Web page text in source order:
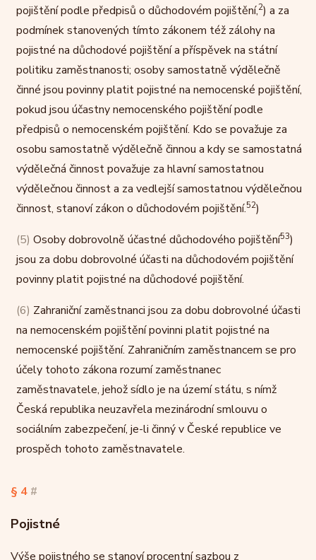
pojištění podle předpisů o důchodovém pojištění,2) a za
podmínek stanovených tímto zákonem též zálohy na
pojistné na důchodové pojištění a příspěvek na státní
politiku zaměstnanosti; osoby samostatně výdělečně
činné jsou povinny platit pojistné na nemocenské pojištění,
pokud jsou účastny nemocenského pojištění podle
předpisů o nemocenském pojištění. Kdo se považuje za
osobu samostatně výdělečně činnou a kdy se samostatná
výdělečná činnost považuje za hlavní samostatnou
výdělečnou činnost a za vedlejší samostatnou výdělečnou
činnost, stanoví zákon o důchodovém pojištění.52)
(5) Osoby dobrovolně účastné důchodového pojištění53)
jsou za dobu dobrovolné účasti na důchodovém pojištění
povinny platit pojistné na důchodové pojištění.
(6) Zahraniční zaměstnanci jsou za dobu dobrovolné účasti
na nemocenském pojištění povinni platit pojistné na
nemocenské pojištění. Zahraničním zaměstnancem se pro
účely tohoto zákona rozumí zaměstnanec
zaměstnavatele, jehož sídlo je na území státu, s nímž
Česká republika neuzavřela mezinárodní smlouvu o
sociálním zabezpečení, je-li činný v České republice ve
prospěch tohoto zaměstnavatele.
§ 4 #
Pojistné
Výše pojistného se stanoví procentní sazbou z